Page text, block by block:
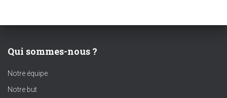
Qui sommes-nous ?
Notre équipe
Notre but